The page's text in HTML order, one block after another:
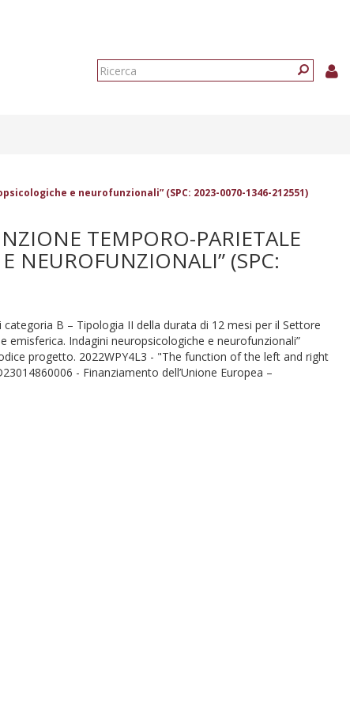
Form
e neurofunzionali” (SPC: 2023-0070-1346-212551)
TEMPORO-PARIETALE
NEUROFUNZIONALI” (SPC:
B – Tipologia II della durata di 12 mesi per il Settore
emisferica. Indagini neuropsicologiche e neurofunzionali”
progetto. 2022WPY4L3 - "The function of the left and right
- Finanziamento dell’Unione Europea –